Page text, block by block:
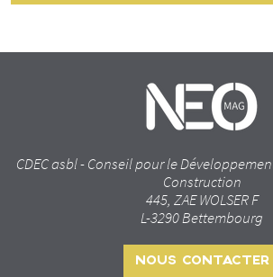
CDEC asbl - Conseil pour le
Construction
445, ZAE WOLSER F
L-3290 Bettembourg
NOUS CONTACTER